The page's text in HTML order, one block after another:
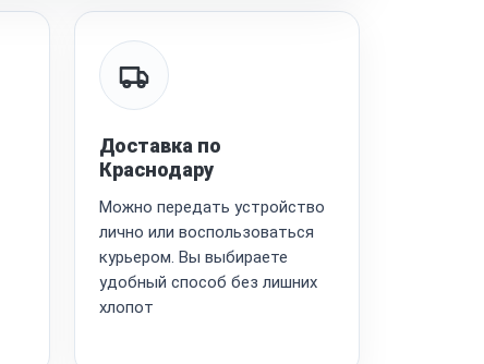
Доставка по
Краснодару
Можно передать устройство
лично или воспользоваться
курьером. Вы выбираете
удобный способ без лишних
хлопот